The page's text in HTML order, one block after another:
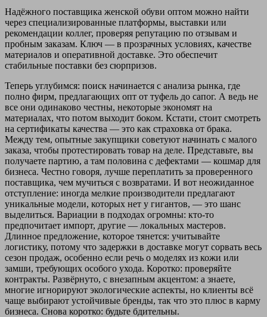
Надёжного поставщика женской обуви оптом можно найти
через специализированные платформы, выставки или
рекомендации коллег, проверяя репутацию по отзывам и
пробным заказам. Ключ — в прозрачных условиях, качестве
материалов и оперативной доставке. Это обеспечит
стабильные поставки без сюрпризов.
Теперь углубимся: поиск начинается с анализа рынка, где
полно фирм, предлагающих опт от туфель до сапог. А ведь не
все они одинаково честны, некоторые экономят на
материалах, что потом выходит боком. Кстати, стоит смотреть
на сертификаты качества — это как страховка от брака.
Между тем, опытные закупщики советуют начинать с малого
заказа, чтобы протестировать товар на деле. Представьте, вы
получаете партию, а там половина с дефектами — кошмар для
бизнеса. Честно говоря, лучше переплатить за проверенного
поставщика, чем мучиться с возвратами. И вот неожиданное
отступление: иногда мелкие производители предлагают
уникальные модели, которых нет у гигантов, — это шанс
выделиться. Вариации в подходах огромны: кто-то
предпочитает импорт, другие — локальных мастеров.
Длинное предложение, которое тянется: учитывайте
логистику, потому что задержки в доставке могут сорвать весь
сезон продаж, особенно если речь о моделях из кожи или
замши, требующих особого ухода. Коротко: проверяйте
контракты. Развёрнуто, с внезапным акцентом: а знаете,
многие игнорируют экологические аспекты, но клиенты всё
чаще выбирают устойчивые бренды, так что это плюс в карму
бизнеса. Снова коротко: будьте бдительны.